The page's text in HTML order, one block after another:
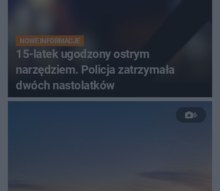
NOWE INFORMACJE
15-latek ugodzony ostrym
narzędziem. Policja zatrzymała
dwóch nastolatków
6